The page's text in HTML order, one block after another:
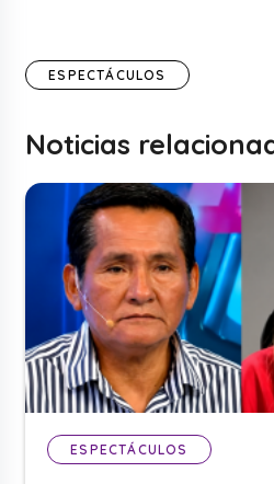
ESPECTÁCULOS
Noticias
ESPECTÁCULOS